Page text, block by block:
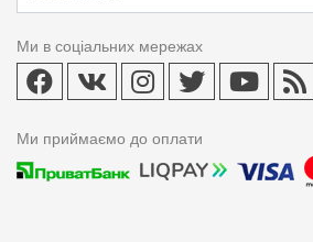
Ми в соціальних мережах
Ми приймаємо до оплати